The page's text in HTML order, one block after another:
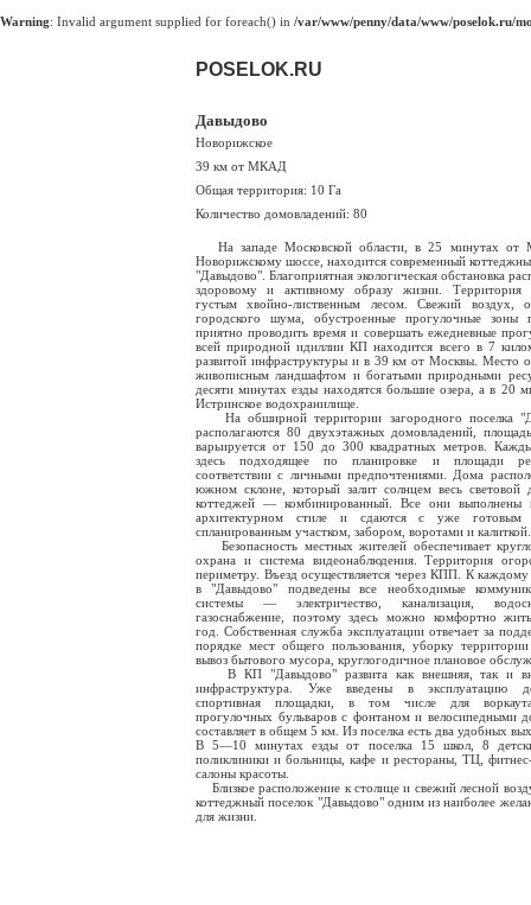
Warning: Invalid argument supplied for foreach() in /var/www/penny/data/www/poselok.ru/
POSELOK.RU
Давыдово
Новорижское
39 км от МКАД
Общая территория: 10 Га
Количество домовладений: 80
На западе Московской области, в 25 минутах
Новорижскому шоссе, находится современный
"Давыдово". Благоприятная экологическая обстановка
здоровому и активному образу жизни. Территория
густым хвойно-лиственным лесом. Свежий воздух,
городского шума, обустроенные прогулочные зоны
приятно проводить время и совершать ежедневные
всей природной идиллии КП находится всего в 7
развитой инфраструктуры и в 39 км от Москвы. Место
живописным ландшафтом и богатыми природными
десяти минутах езды находятся большие озера, а в 20
Истринское водохранилище.
На обширной территории загородного поселка
располагаются 80 двухэтажных домовладений,
варьируется от 150 до 300 квадратных метров.
здесь подходящее по планировке и площади
соответствии с личными предпочтениями. Дома
южном склоне, который залит солнцем весь световой
коттеджей — комбинированный. Все они выполнены
архитектурном стиле и сдаются с уже готовым
спланированным участком, забором, воротами и калиткой.
Безопасность местных жителей обеспечивает
охрана и система видеонаблюдения. Территория
периметру. Въезд осуществляется через КПП. К каждому
в "Давыдово" подведены все необходимые
системы — электричество, канализация,
газоснабжение, поэтому здесь можно комфортно
год. Собственная служба эксплуатации отвечает за
порядке мест общего пользования, уборку
вывоз бытового мусора, круглогодичное плановое
В КП "Давыдово" развита как внешняя, так и
инфраструктура. Уже введены в эксплуатацию
спортивная площадки, в том числе для
прогулочных бульваров с фонтаном и велосипедными
составляет в общем 5 км. Из поселка есть два удобных
В 5—10 минутах езды от поселка 15 школ, 8
поликлиники и больницы, кафе и рестораны, ТЦ,
салоны красоты.
Близкое расположение к столице и свежий лесной
коттеджный поселок "Давыдово" одним из наиболее
для жизни.